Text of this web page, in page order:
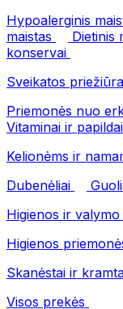
Hypoalerginis
maistas
Dietinis
konservai
Sveikatos priežiūra
Priemonės nuo
Vitaminai ir papildai
Kelionėms ir
Dubenėliai
Higienos ir
Higienos
Skanėstai ir
Visos prekės